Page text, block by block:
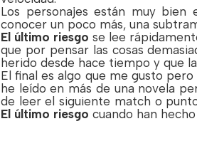
Los personajes están muy bien
conocer un poco más, una
El último riesgo se lee
que por pensar las cosas
herido desde hace tiempo y que
El final es algo que me gusto
he leído en más de una novela
de leer el siguiente match o
El último riesgo cuando han